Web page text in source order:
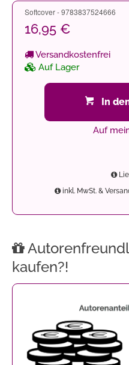
Softcover - 9783837524666
16,95 €
Versandkostenfrei
Auf Lager
In
Auf
inkl. MwSt. &
kaufen?!